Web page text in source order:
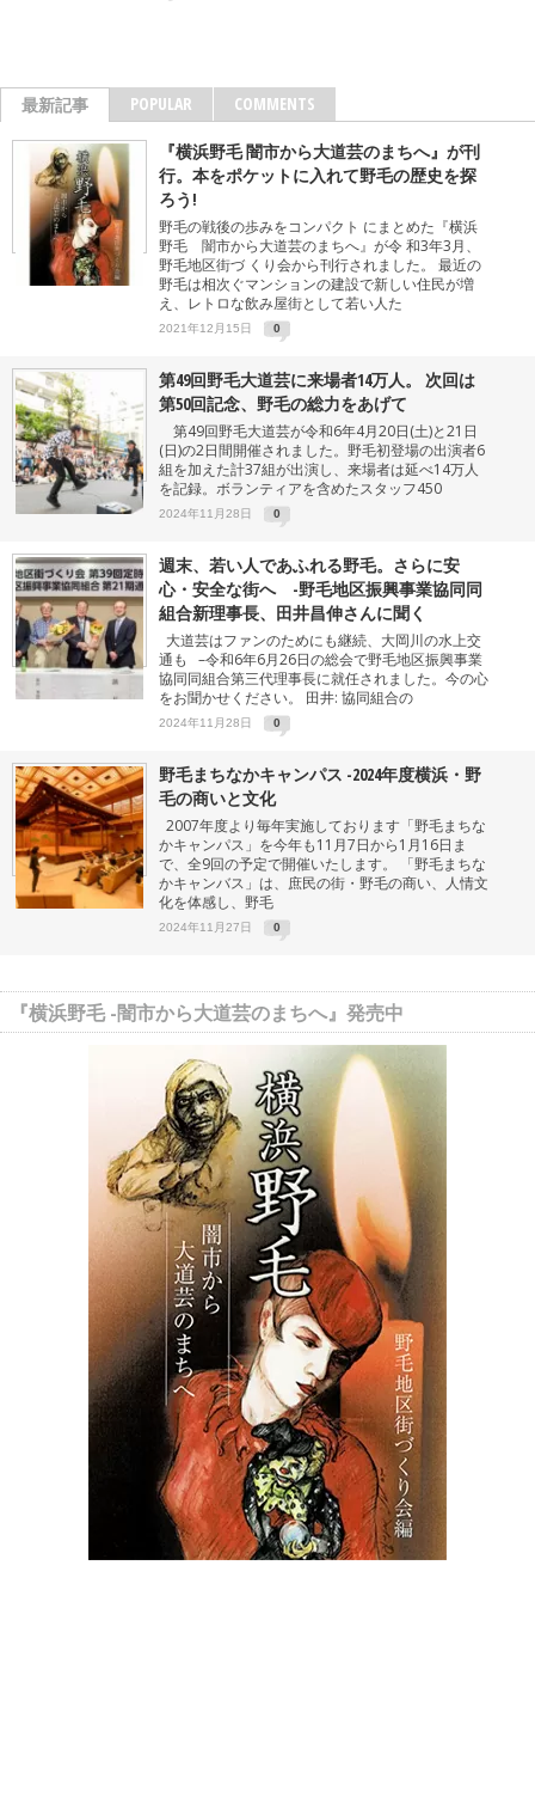
最新記事 POPULAR COMMENTS
『横浜野毛 闇市から大道芸のまちへ』が刊
行。本をポケットに入れて野毛の歴史を探
ろう!
野毛の戦後の歩みをコンパクト にまとめた『横浜
野毛 闇市から大道芸のまちへ』が令 和3年3月、
野毛地区街づ くり会から刊行されました。 最近の
野毛は相次ぐマンションの建設で新しい住民が増
え、レトロな飲み屋街として若い人た
2021年12月15日 0
第49回野毛大道芸に来場者14万人。 次回は
第50回記念、野毛の総力をあげて
第49回野毛大道芸が令和6年4月20日(土)と21日
(日)の2日間開催されました。野毛初登場の出演者6
組を加えた計37組が出演し、来場者は延べ14万人
を記録。ボランティアを含めたスタッフ450
2024年11月28日 0
週末、若い人であふれる野毛。さらに安
心・安全な街へ -野毛地区振興事業協同同
組合新理事長、田井昌伸さんに聞く
大道芸はファンのためにも継続、大岡川の水上交
通も –令和6年6月26日の総会で野毛地区振興事業
協同同組合第三代理事長に就任されました。今の心
をお聞かせください。 田井: 協同組合の
2024年11月28日 0
野毛まちなかキャンパス -2024年度横浜・野
毛の商いと文化
2007年度より毎年実施しております「野毛まちな
かキャンパス」を今年も11月7日から1月16日ま
で、全9回の予定で開催いたします。 「野毛まちな
かキャンバス」は、庶民の街・野毛の商い、人情文
化を体感し、野毛
2024年11月27日 0
『横浜野毛 -闇市から大道芸のまちへ』発売中